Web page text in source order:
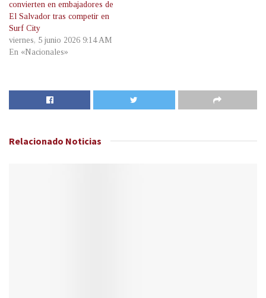
convierten en embajadores de
El Salvador tras competir en
Surf City
viernes, 5 junio 2026 9:14 AM
En «Nacionales»
Relacionado Noticias